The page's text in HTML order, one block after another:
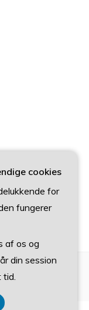
cookies
for
fungerer
af os og
din session
tid.